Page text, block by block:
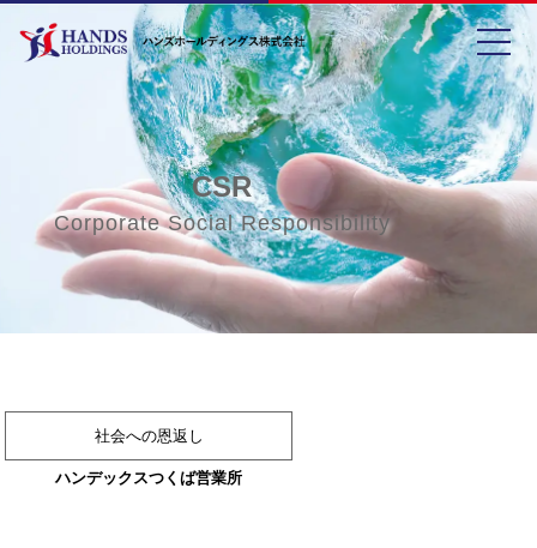
CSR
Corporate Social Responsibility
社会への恩返し
ハンデックスつくば営業所